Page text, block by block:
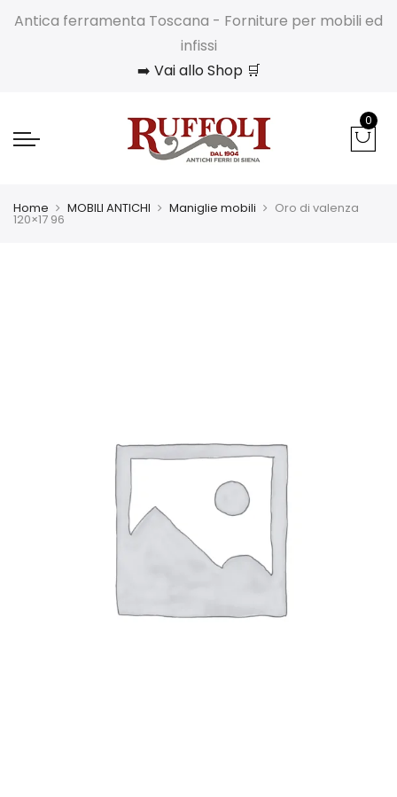
Antica ferramenta Toscana - Forniture per mobili ed
infissi
➡️ Vai allo Shop 🛒
0
Home MOBILI ANTICHI Maniglie mobili Oro di valenza
120×17 96